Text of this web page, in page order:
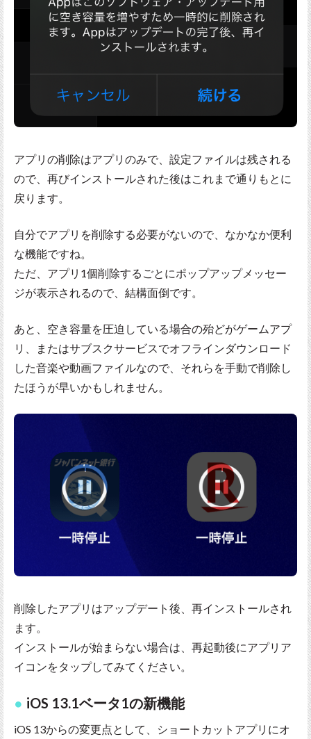
アプリの削除はアプリのみで、設定ファイルは残される
ので、再びインストールされた後はこれまで通りもとに
戻ります。
自分でアプリを削除する必要がないので、なかなか便利
な機能ですね。
ただ、アプリ1個削除するごとにポップアップメッセー
ジが表示されるので、結構面倒です。
あと、空き容量を圧迫している場合の殆どがゲームアプ
リ、またはサブスクサービスでオフラインダウンロード
した音楽や動画ファイルなので、それらを手動で削除し
たほうが早いかもしれません。
削除したアプリはアップデート後、再インストールされ
ます。
インストールが始まらない場合は、再起動後にアプリア
イコンをタップしてみてください。
iOS 13.1ベータ1の新機能
iOS 13からの変更点として、ショートカットアプリにオ